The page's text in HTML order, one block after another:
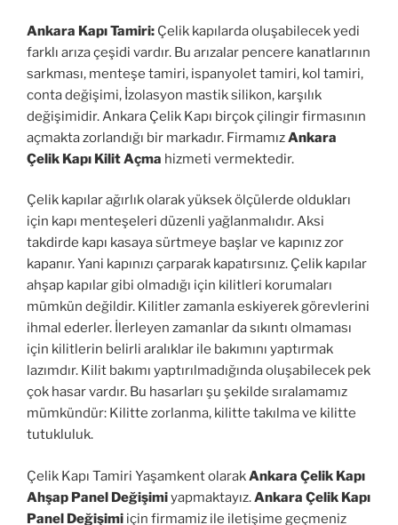
Ankara Kapı Tamiri: Çelik kapılarda oluşabilecek yedi
farklı arıza çeşidi vardır. Bu arızalar pencere kanatlarının
sarkması, menteşe tamiri, ispanyolet tamiri, kol tamiri,
conta değişimi, İzolasyon mastik silikon, karşılık
değişimidir. Ankara Çelik Kapı birçok çilingir firmasının
açmakta zorlandığı bir markadır. FirmamızAnkara
Çelik Kapı Kilit Açma hizmeti vermektedir.
Çelik kapılar ağırlık olarak yüksek ölçülerde oldukları
için kapı menteşeleri düzenli yağlanmalıdır. Aksi
takdirde kapı kasaya sürtmeye başlar ve kapınız zor
kapanır. Yani kapınızı çarparak kapatırsınız. Çelik kapılar
ahşap kapılar gibi olmadığı için kilitleri korumaları
mümkün değildir. Kilitler zamanla eskiyerek görevlerini
ihmal ederler. İlerleyen zamanlar da sıkıntı olmaması
için kilitlerin belirli aralıklar ile bakımını yaptırmak
lazımdır. Kilit bakımı yaptırılmadığında oluşabilecek pek
çok hasar vardır. Bu hasarları şu şekilde sıralamamız
mümkündür: Kilitte zorlanma, kilitte takılma ve kilitte
tutukluluk.
Çelik Kapı Tamiri Yaşamkent olarakAnkara Çelik Kapı
Ahşap Panel Değişimiyapmaktayız.Ankara Çelik Kapı
Panel Değişimi için firmamiz ile iletişime geçmeniz